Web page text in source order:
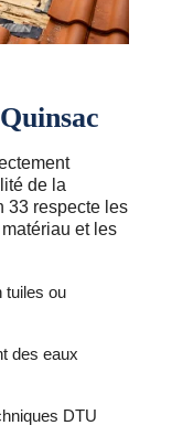
de la
33 respecte les
et les
tuiles ou
des eaux
DTU